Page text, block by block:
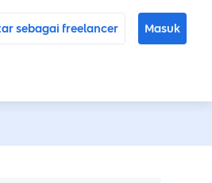
sebagai freelancer Masuk